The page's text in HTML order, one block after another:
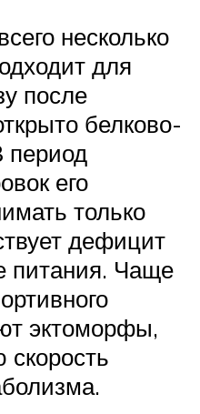
несколько
для
после
белково-
период
его
только
дефицит
питания. Чаще
эктоморфы,